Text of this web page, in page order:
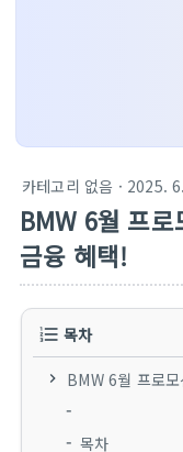
카테고리 없음 · 2025.
BMW 6월 프
금융 혜택!
목차
BMW 6월 프로
목차